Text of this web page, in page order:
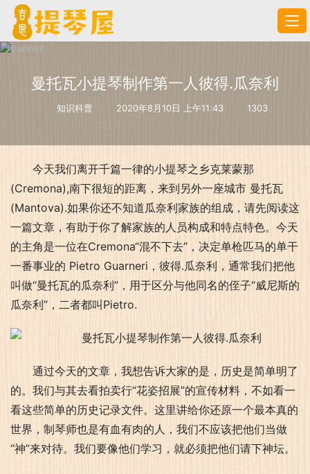
曼托瓦小提琴制作第一人彼得.瓜奈利
知识科普 2020年8月10日 上午11:43 1303
今天我们离开千篇一律的小提琴之乡克莱蒙那
(Cremona),南下很短的距离，来到另外一座城市 曼托瓦
(Mantova).如果你还不知道瓜奈利家族的组成，请先阅读这
一篇文章，有助于你了解家族的人员构成和特点特色。今天
的主角是一位在Cremona“混不下去”，决定单枪匹马的单干
一番事业的 Pietro Guarneri，彼得.瓜奈利，通常我们把他
叫做“曼托瓦的瓜奈利”，用于区分与他同名的侄子“威尼斯的
瓜奈利”，二者都叫Pietro.
通过今天的文章，我想告诉大家的是，历史是简单明了
的。我们与其去看拍卖行“花姿招展”的宣传材料，不如看一
看这些简单的历史记录文件。这里讲给你还原一个最本真的
世界，制琴师也是有血有肉的人，我们不应该把他们当做
“神”来对待。我们要像他们学习，就必须把他们请下神坛。